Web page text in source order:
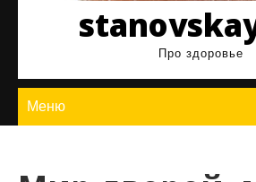
Про здоровье
Меню